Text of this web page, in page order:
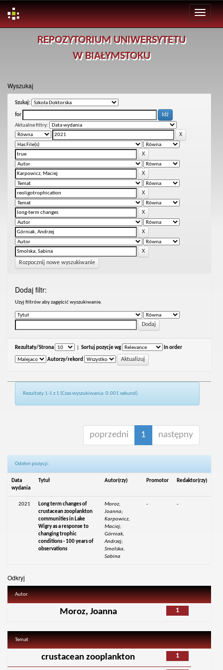
REPOZYTORIUM UNIWERSYTETU
W BIAŁYMSTOKU
Wyszukaj
Szukaj:
for
Aktualne filtry:
Rozpocznij nowe wyszukiwanie
Dodaj filtr:
Uzyj filtrów aby zagęścić wyszukiwanie.
Rezultaty/Strona Sortuj pozycje wg In order
Autorzy/rekord
Rezultaty 1-1 z 1 (Czas wyszukiwania: 0.001 sekund).
poprzedni 1 następny
Odsłon pozycji:
Data
wydania
Tytuł Autor(rzy) Promotor Redaktor(rzy)
2021
Long term changes of
crustacean zooplankton
communities in Lake
Wigry as a response to
changing trophic
conditions - 100 years of
observations
Moroz,
Joanna;
Karpowicz,
Maciej;
Górniak,
Andrzej;
Smolska,
Sabina
- -
Odkryj
Autor
1
Moroz, Joanna
Temat
1
crustacean zooplankton